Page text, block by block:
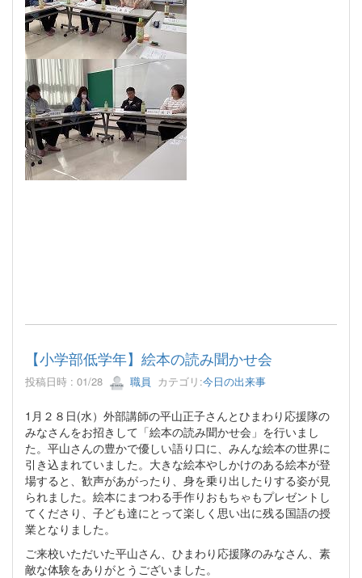
【小学部低学年】絵本の読み聞かせ会
投稿日時 : 01/28 職員 カテゴリ:今日の出来事
1月２８日(水）外部講師の平山正子さんとひまわり応援隊の
みなさんをお招きして「絵本の読み聞かせ会」を行いまし
た。平山さんの豊かで優しい語り口に、みんな絵本の世界に
引き込まれていました。大きな絵本やしかけのある絵本が登
場すると、歓声があがったり、身を乗り出したりする姿が見
られました。絵本にまつわる手作りおもちゃもプレゼントし
てくださり、子ども達にとって楽しく思い出に残る国語の授
業となりました。
ご来校いただいた平山さん、ひまわり応援隊のみなさん、素
敵な体験をありがとうございました。